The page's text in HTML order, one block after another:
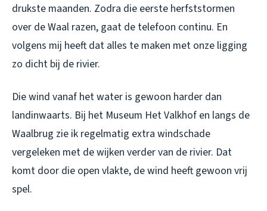
drukste maanden. Zodra die eerste herfststormen
over de Waal razen, gaat de telefoon continu. En
volgens mij heeft dat alles te maken met onze ligging
zo dicht bij de rivier.
Die wind vanaf het water is gewoon harder dan
landinwaarts. Bij het Museum Het Valkhof en langs de
Waalbrug zie ik regelmatig extra windschade
vergeleken met de wijken verder van de rivier. Dat
komt door die open vlakte, de wind heeft gewoon vrij
spel.